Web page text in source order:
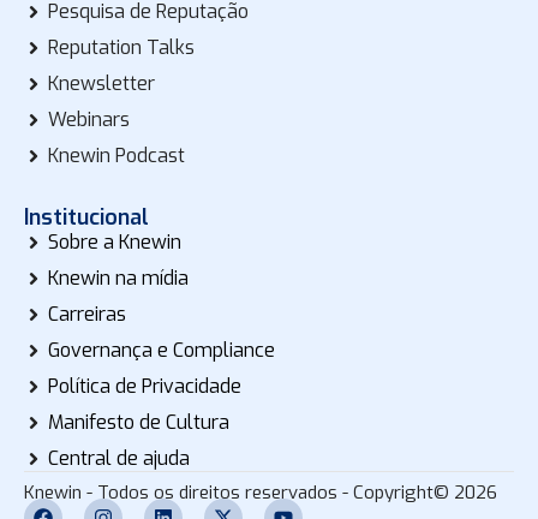
Pesquisa de Reputação
Reputation Talks
Knewsletter
Webinars
Knewin Podcast
Institucional
Sobre a Knewin
Knewin na mídia
Carreiras
Governança e Compliance
Política de Privacidade
Manifesto de Cultura
Central de ajuda
Knewin - Todos os direitos reservados - Copyright© 2026